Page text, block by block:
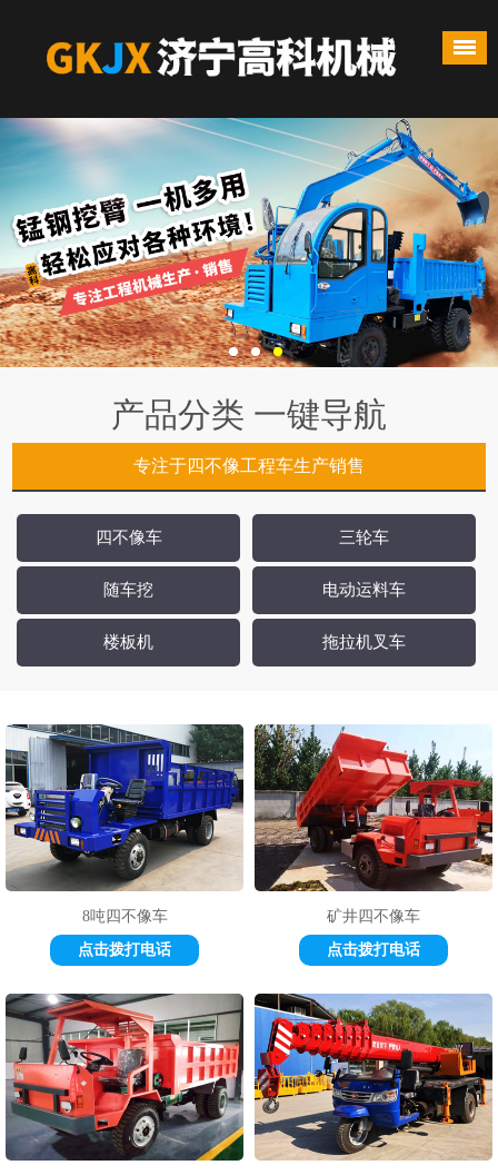
1 2 3
产品分类 一键导航
专注于四不像工程车生产销售
四不像车 三轮车
随车挖 电动运料车
楼板机 拖拉机叉车
8吨四不像车
点击拨打电话
矿井四不像车
点击拨打电话